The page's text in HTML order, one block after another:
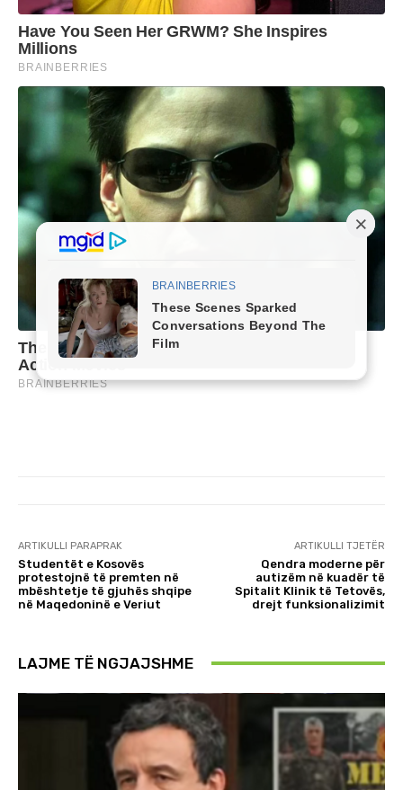
ARTIKULLI PARAPRAK
Studentët e Kosovës
protestojnë të premten në
mbështetje të gjuhës shqipe
në Maqedoninë e Veriut
ARTIKULLI TJETËR
Qendra moderne për
autizëm në kuadër të
Spitalit Klinik të Tetovës,
drejt funksionalizimit
LAJME TË NGJAJSHME